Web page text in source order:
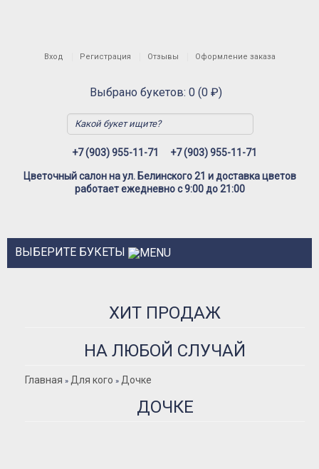
Вход Регистрация Отзывы Оформление заказа
Выбрано букетов: 0 (0 ₽)
+7 (903) 955-11-71 +7 (903) 955-11-71
Цветочный салон на ул. Белинского 21 и доставка цветов
работает ежедневно с 9:00 до 21:00
ВЫБЕРИТЕ БУКЕТЫ
Розы Эквадор
ХИТ ПРОДАЖ
НА ЛЮБОЙ СЛУЧАЙ
Главная » Для кого » Дочке
ДОЧКЕ